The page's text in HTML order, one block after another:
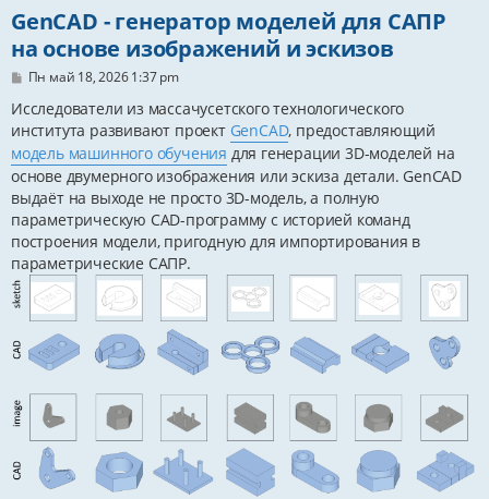
GenCAD - генератор моделей для САПР
на основе изображений и эскизов
С
о
щ
е
н
и
е
Пн май 18, 2026 1:37 pm
Исследователи из массачусетского технологического
института развивают проект GenCAD, предоставляющий
модель машинного обучения для генерации 3D-моделей на
основе двумерного изображения или эскиза детали. GenCAD
выдаёт на выходе не просто 3D-модель, а полную
параметрическую CAD-программу с историей команд
построения модели, пригодную для импортирования в
параметрические САПР.